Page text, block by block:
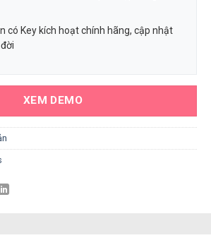
có Key kích hoạt chính hãng, cập nhật
XEM DEMO